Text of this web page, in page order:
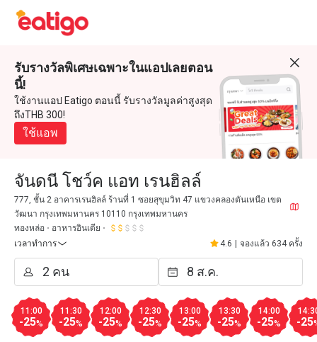
รับรางวัลพิเศษเฉพาะในแอปเลยตอน
นี้!
ใช้งานแอป Eatigo ตอนนี้ รับรางวัลมูลค่าสูงสุด
ถึงTHB 300!
ใช้แอพ
จันดนี โชว์ค แอท เรนฮิลล์
777, ชั้น 2 อาคารเรนฮิลล์ ร้านที่ 1 ซอยสุขุมวิท 47 แขวงคลองตันเหนือ เขต
วัฒนา กรุงเทพมหานคร 10110 กรุงเทพมหานคร
ทองหล่อ
อาหารอินเดีย
เวลาทำการ
4.6 จองแล้ว 634 ครั้ง
11:00
-25%
11:30
-25%
12:00
-25%
12:30
-25%
13:00
-25%
13:30
-25%
14:00
-25% -25